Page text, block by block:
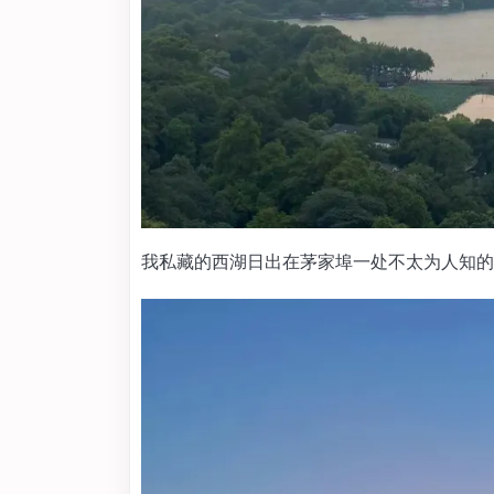
我私藏的西湖日出在茅家埠一处不太为人知